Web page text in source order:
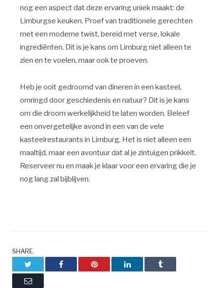
nog een aspect dat deze ervaring uniek maakt: de
Limburgse keuken. Proef van traditionele gerechten
met een moderne twist, bereid met verse, lokale
ingrediënten. Dit is je kans om Limburg niet alleen te
zien en te voelen, maar ook te proeven.
Heb je ooit gedroomd van dineren in een kasteel,
omringd door geschiedenis en natuur? Dit is je kans
om die droom werkelijkheid te laten worden. Beleef
een onvergetelijke avond in een van de vele
kasteelrestaurants in Limburg. Het is niet alleen een
maaltijd, maar een avontuur dat al je zintuigen prikkelt.
Reserveer nu en maak je klaar voor een ervaring die je
nog lang zal bijblijven.
SHARE.
Facebook Pinterest LinkedIn Tumblr
Email